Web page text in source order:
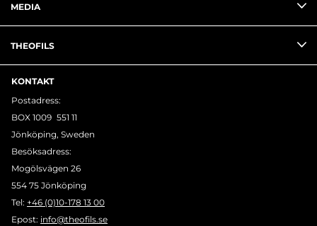
MEDIA
THEOFILS
KONTAKT
Postadress:
BOX 1009 551 11
Jönköping, Sweden
Besöksadress:
Mogölsvägen 26
554 75 Jönköping
Tel: +46 (0)10-178 13 00
Epost: info@theofils.se